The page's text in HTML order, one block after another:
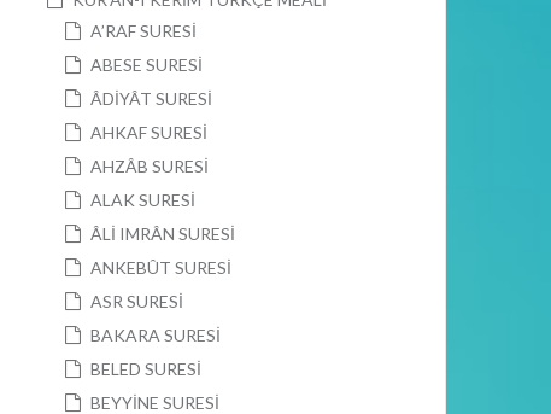
A’RAF SURESİ
ABESE SURESİ
ÂDİYÂT SURESİ
AHKAF SURESİ
AHZÂB SURESİ
ALAK SURESİ
ÂLİ IMRÂN SURESİ
ANKEBÛT SURESİ
ASR SURESİ
BAKARA SURESİ
BELED SURESİ
BEYYİNE SURESİ